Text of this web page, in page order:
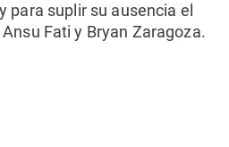
para suplir su ausencia el
Fati y Bryan Zaragoza.